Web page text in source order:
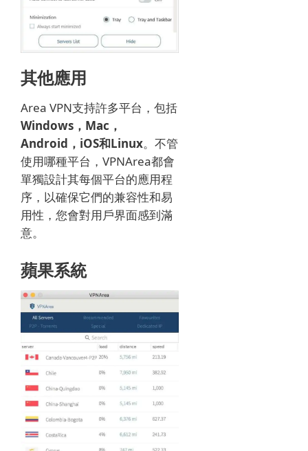
其他應用
Area VPN支持許多平台，包括
Windows，Mac，
Android，iOS和Linux。 不管
使用哪種平台，VPNArea都會
單獨設計其每個平台的應用程
序，以確保它們的兼容性和易
用性，您會對用戶界面感到滿
意。
蘋果系統